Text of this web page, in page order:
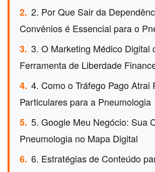
2. 2. Por Que Sair da
Convênios é Essencial para o
3. 3. O Marketing Médico Digital
Ferramenta de Liberdade
4. 4. Como o Tráfego Pago Atrai
Particulares para a Pneumologia
5. 5. Google Meu Negócio: Sua
Pneumologia no Mapa Digital
6. 6. Estratégias de Conteúdo